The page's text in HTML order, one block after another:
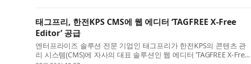
태그프리, 한전KPS CMS에 웹 에디터 ‘TAGFREE X-Free
Editor’ 공급
엔터프라이즈 솔루션 전문 기업인 태그프리가 한전KPS의 콘텐츠 관
리 시스템(CMS)에 자사의 대표 솔루션인 웹 에디터 ‘TAGFREE X-Free